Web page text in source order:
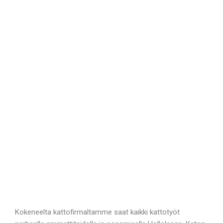
Kokeneelta kattofirmaltamme saat kaikki kattotyöt